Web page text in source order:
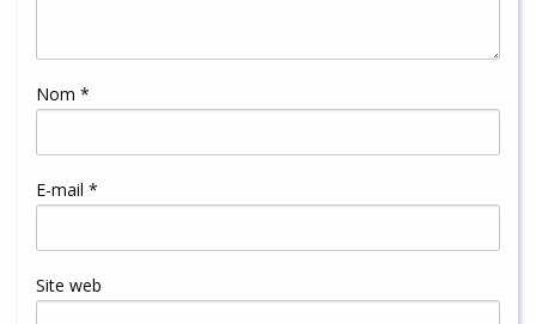
Nom *
E-mail *
Site web